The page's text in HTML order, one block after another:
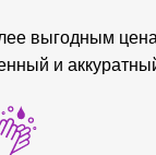
выгодным
и